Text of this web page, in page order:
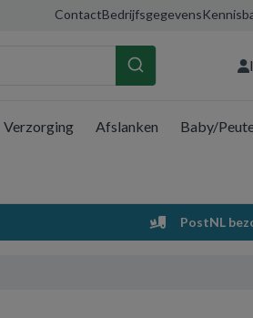
ContactBedrijfsgegevens
Winkelwagen
Uw winkelwagen
Vul hem met
Verzorging Afslanken Baby/
PostNL